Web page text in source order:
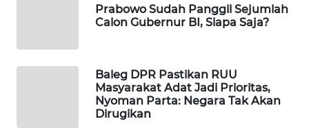
Prabowo Sudah Panggil Sejumlah
Calon Gubernur BI, Siapa Saja?
Baleg DPR Pastikan RUU
Masyarakat Adat Jadi Prioritas,
Nyoman Parta: Negara Tak Akan
Dirugikan